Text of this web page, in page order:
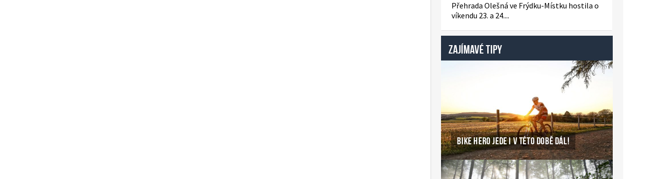
Přehrada Olešná ve Frýdku-Místku hostila o
víkendu 23. a 24....
ZAJÍMAVÉ TIPY
BIKE HERO JEDE I V TÉTO DOBĚ DÁL!